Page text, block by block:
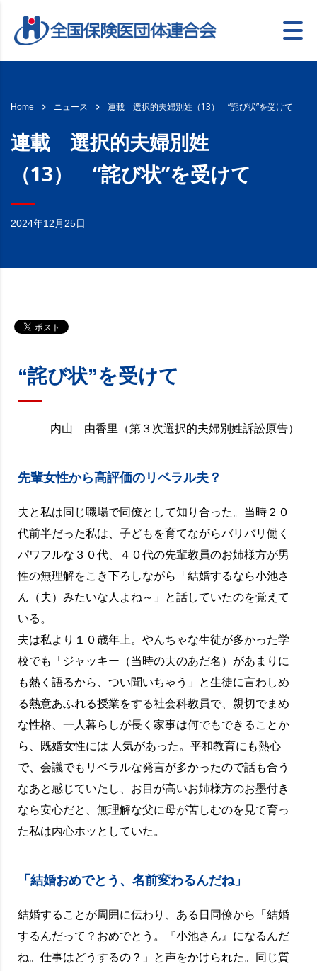
Home ニュース 連載 選択的夫婦別姓（13） “詫び状”を受けて
連載 選択的夫婦別姓
（13） “詫び状”を受けて
2024年12月25日
“詫び状”を受けて
内山 由香里（第３次選択的夫婦別姓訴訟原告）
先輩女性から高評価のリベラル夫？
夫と私は同じ職場で同僚として知り合った。当時２０
代前半だった私は、子どもを育てながらバリバリ働く
パワフルな３０代、４０代の先輩教員のお姉様方が男
性の無理解をこき下ろしながら「結婚するなら小池さ
ん（夫）みたいな人よね～」と話していたのを覚えて
いる。
夫は私より１０歳年上。やんちゃな生徒が多かった学
校でも「ジャッキー（当時の夫のあだ名）があまりに
も熱く語るから、つい聞いちゃう」と生徒に言わしめ
る熱意あふれる授業をする社会科教員で、親切でまめ
な性格、一人暮らしが長く家事は何でもできることか
ら、既婚女性には 人気があった。平和教育にも熱心
で、会議でもリベラルな発言が多かったので話も合う
なあと感じていたし、お目が高いお姉様方のお墨付き
なら安心だと、無理解な父に母が苦しむのを見て育っ
た私は内心ホッとしていた。
「結婚おめでとう、名前変わるんだね」
結婚することが周囲に伝わり、ある日同僚から「結婚
するんだって？おめでとう。『小池さん』になるんだ
ね。仕事はどうするの？」と声をかけられた。同じ質